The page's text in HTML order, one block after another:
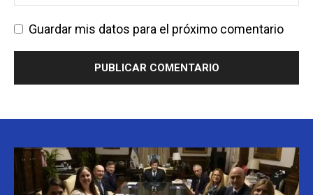
Guardar mis datos para el próximo comentario